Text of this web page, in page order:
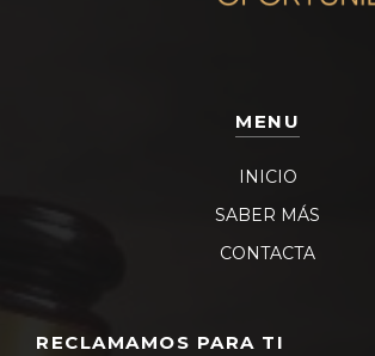
MENU
INICIO
SABER MÁS
CONTACTA
RECLAMAMOS PARA TI